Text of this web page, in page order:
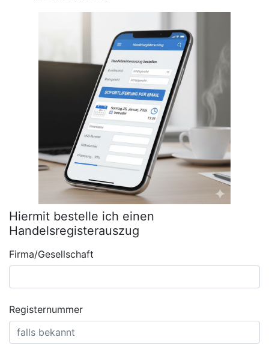
Hiermit bestelle ich einen
Handelsregisterauszug
Firma/Gesellschaft
Registernummer